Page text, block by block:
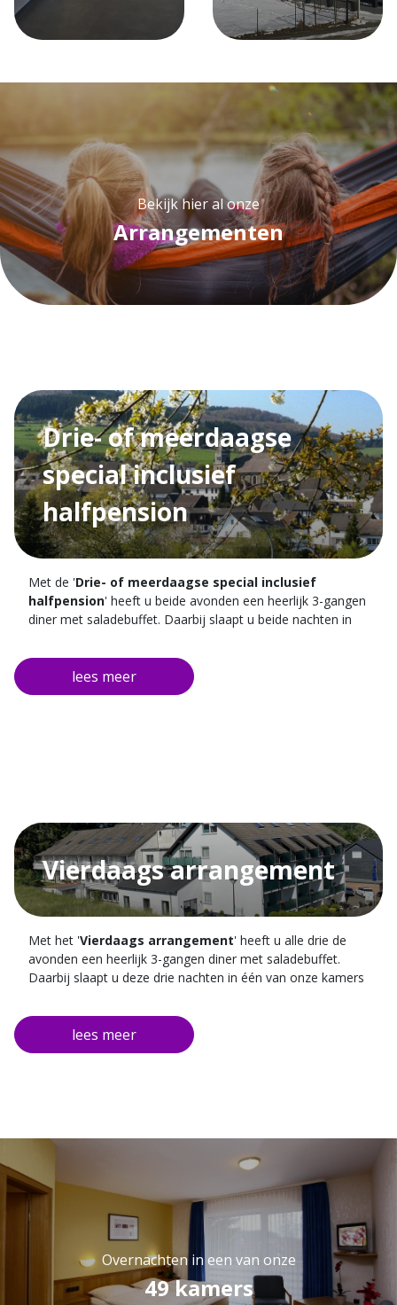
Bekijk hier al onze
Arrangementen
Drie- of meerdaagse
special inclusief
halfpension
Met de 'Drie- of meerdaagse special inclusief
halfpension' heeft u beide avonden een heerlijk 3-gangen
diner met saladebuffet. Daarbij slaapt u beide nachten in
nachtrust een uitgebreid ontbijtbuffet met een glaasje sekt
voor u klaar. Tijdens uw verblijf mag u gratis gebruik
maken van de wellness, midgetgolf en tennisbaan
Vierdaags arrangement
Met het 'Vierdaags arrangement' heeft u alle drie de
avonden een heerlijk 3-gangen diner met saladebuffet.
Daarbij slaapt u deze drie nachten in één van onze kamers
ontbijtbuffet met een glaasje sekt voor u klaar. Tijdens uw
verblijf mag u gratis gebruik maken van de wellness,
midgetgolf en tennisbaan faciliteiten.
Overnachten in een van onze
49 kamers